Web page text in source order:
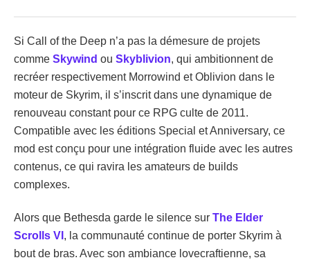
Si Call of the Deep n’a pas la démesure de projets
comme Skywind ou Skyblivion, qui ambitionnent de
recréer respectivement Morrowind et Oblivion dans le
moteur de Skyrim, il s’inscrit dans une dynamique de
renouveau constant pour ce RPG culte de 2011.
Compatible avec les éditions Special et Anniversary, ce
mod est conçu pour une intégration fluide avec les autres
contenus, ce qui ravira les amateurs de builds
complexes.
Alors que Bethesda garde le silence sur The Elder
Scrolls VI , la communauté continue de porter Skyrim à
bout de bras. Avec son ambiance lovecraftienne, sa